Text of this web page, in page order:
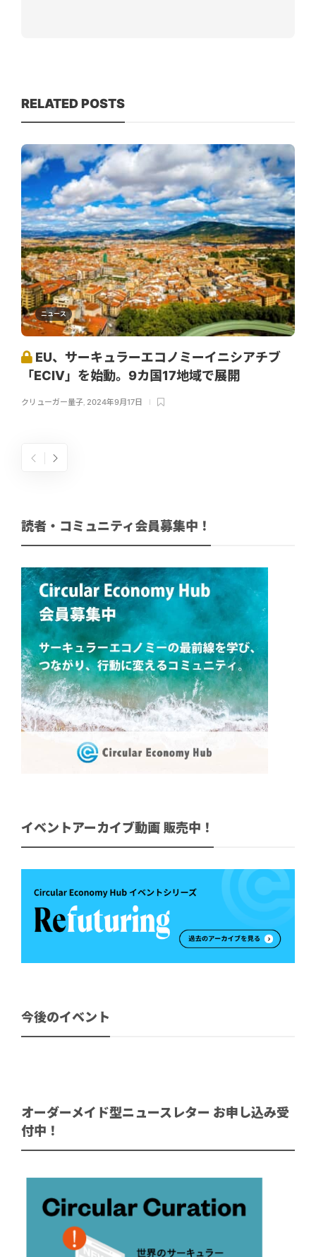
RELATED POSTS
ニュース
EU、サーキュラーエコノミーイニシアチブ
「ECIV」を始動。9カ国17地域で展開
クリューガー量子 2024年9月17日
読者・コミュニティ会員募集中！
イベントアーカイブ動画 販売中！
今後のイベント
オーダーメイド型ニュースレター お申し込み受
付中！